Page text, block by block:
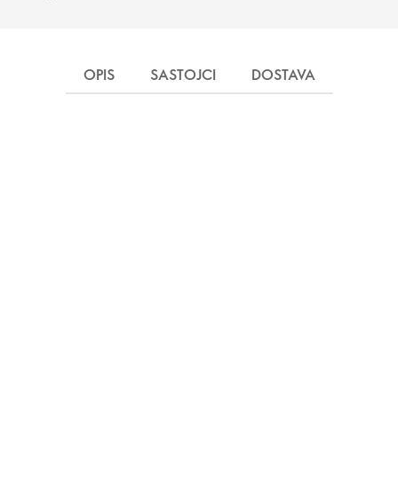
OPIS SASTOJCI DOSTAVA